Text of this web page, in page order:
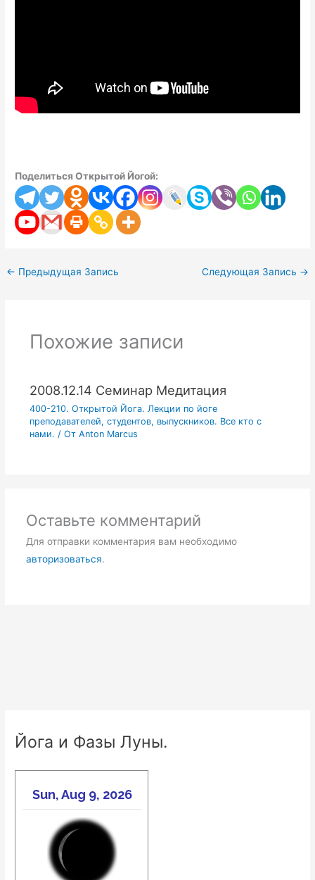
Поделиться Открытой Йогой:
← Предыдущая Запись Следующая Запись →
Похожие записи
2008.12.14 Семинар Медитация
400-210. Открытой Йога. Лекции по йоге
преподавателей, студентов, выпускников. Все кто с
нами. / От Anton Marcus
Оставьте комментарий
Для отправки комментария вам необходимо
авторизоваться.
Йога и Фазы Луны.